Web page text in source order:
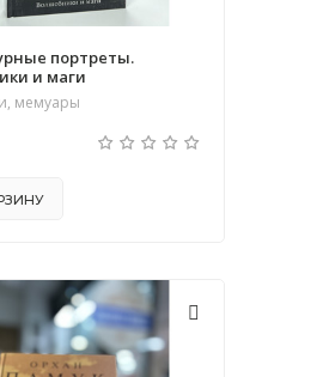
портреты.
и маги
мемуары